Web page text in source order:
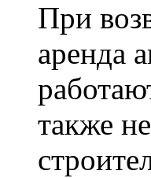
При
аренда
также